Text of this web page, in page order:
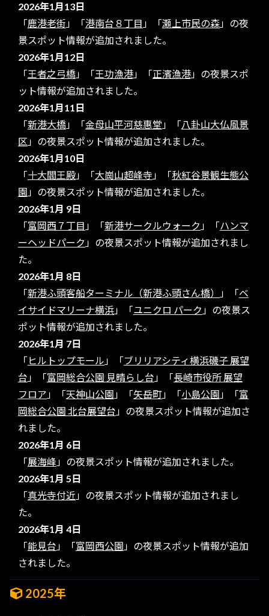
2026年1月13日
「鹿港老街 」「港南台８丁目 」「瀬上市民の森」の夜
景スポット情報が追加されました。
2026年1月12日
「王者之弓橋」「王功漁港」「正濱漁港」の夜景スポ
ット情報が追加されました。
2026年1月11日
「新港大橋」「金母山平河慈惠堂 」「八卦山大仏風景
区 」の夜景スポット情報が追加されました。
2026年1月10日
「十大閻王殿」「大崗山超峰寺 」「秋紅谷景観生態公
園 」の夜景スポット情報が追加されました。
2026年1月 9日
「富岡西７丁目 」「新港サークルウォーク 」「ハンマ
ーヘッドパーク 」の夜景スポット情報が追加されまし
た。
2026年1月 8日
「新港ふ頭客船ターミナル（新港ふ頭さん橋） 」「ベ
イサイドマリーナ横浜」「ユニクロ パーク 」の夜景ス
ポット情報が追加されました。
2026年1月 7日
「 ヒルトップモール 」「ブリリアシティ横浜磯子 展望
台 」「富岡総合公園 見晴らし台 」「長崎市役所 展望
フロア 」「天神山公園 」「矢岳町」「小島公園 」「富
岡総合公園 北台展望台 」の夜景スポット情報が追加さ
れました。
2026年1月 6日
「展海峰 」の夜景スポット情報が追加されました。
2026年1月 5日
「真光寺付近」の夜景スポット情報が追加されまし
た。
2026年1月 4日
「能見台 」「富岡西公園 」の夜景スポット情報が追加
されました。
2025年